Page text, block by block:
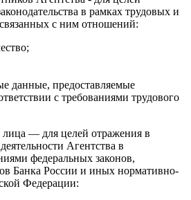
в рамках трудовых и
с ним отношений:
данные, предоставляемые
с требованиями трудового
— для целей отражения в
Агентства в
федеральных законов,
Банка России и иных нормативно-
Федерации: